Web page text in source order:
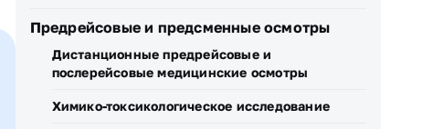
Предрейсовые и предсменные осмотры
Дистанционные предрейсовые и
послерейсовые медицинские осмотры
Химико-токсикологическое исследование